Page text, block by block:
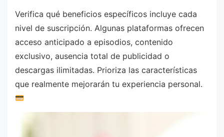
Verifica qué beneficios específicos incluye cada
nivel de suscripción. Algunas plataformas ofrecen
acceso anticipado a episodios, contenido
exclusivo, ausencia total de publicidad o
descargas ilimitadas. Prioriza las características
que realmente mejorarán tu experiencia personal.